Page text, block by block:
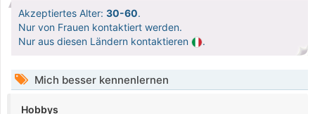
Akzeptiertes Alter: 30-60.
Nur von Frauen kontaktiert werden.
Nur aus diesen Ländern kontaktieren
.
Mich besser kennenlernen
Hobbys